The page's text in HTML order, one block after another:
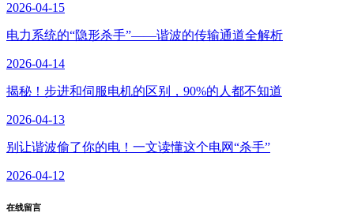
2026-04-15
电力系统的“隐形杀手”——谐波的传输通道全解析
2026-04-14
揭秘！步进和伺服电机的区别，90%的人都不知道
2026-04-13
别让谐波偷了你的电！一文读懂这个电网“杀手”
2026-04-12
在线留言